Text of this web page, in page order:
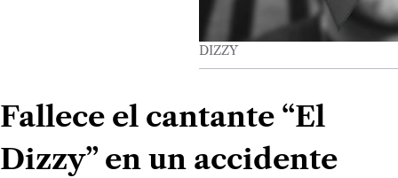
DIZZY
Fallece el cantante “El
Dizzy” en un accidente